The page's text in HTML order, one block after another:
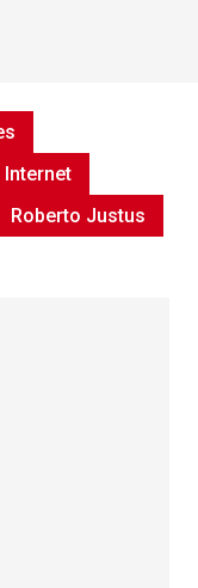
Internet
Roberto Justus